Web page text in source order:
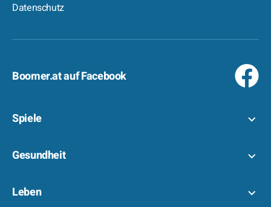
Datenschutz
Boomer.at auf Facebook
Spiele
Gesundheit
Leben